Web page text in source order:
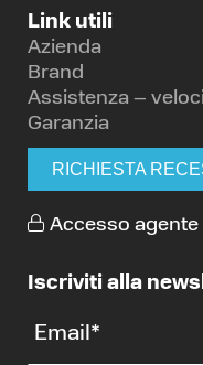
Link utili
Azienda
Brand
Assistenza –
Garanzia
RICHIESTA
Accesso agente
Iscriviti alla
Email *